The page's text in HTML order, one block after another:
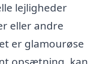
lejligheder
eller andre
er glamourøse